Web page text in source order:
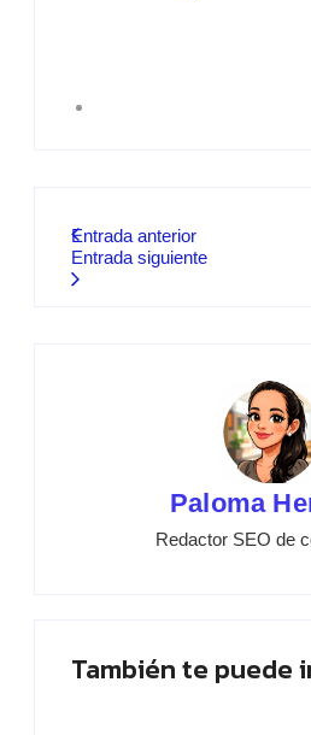
Entrada anterior
Entrada siguiente
Paloma
Redactor SEO de
También te puede